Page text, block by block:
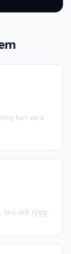
kan vara
knä och rygg.